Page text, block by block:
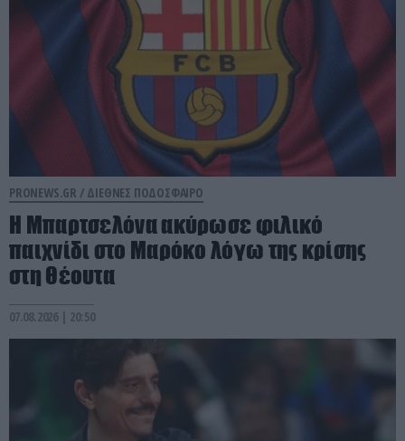
PRONEWS.GR / ΔΙΕΘΝΕΣ ΠΟΔΟΣΦΑΙΡΟ
Η Μπαρτσελόνα ακύρωσε φιλικό
παιχνίδι στο Μαρόκο λόγω της κρίσης
στη Θέουτα
07.08.2026 | 20:50